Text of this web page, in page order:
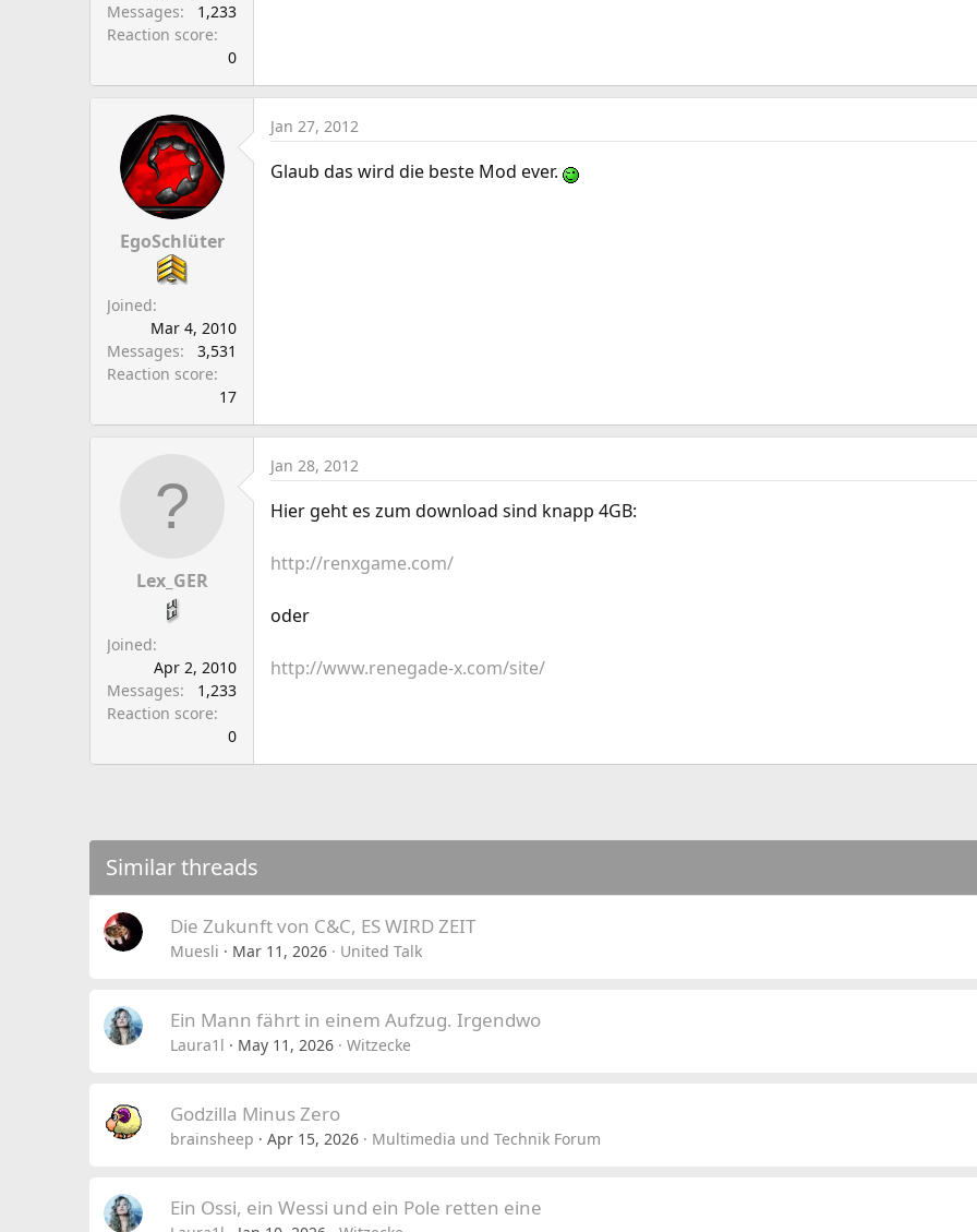
Messages
1,233
Reaction score
0
EgoSchlüter
Joined
Mar 4, 2010
Messages
3,531
Reaction score
17
Jan 27, 2012
Glaub das wird die beste Mod ever.
Lex_GER
Joined
Apr 2, 2010
Messages
1,233
Reaction score
0
Jan 28, 2012
Hier geht es zum download sind knapp 4GB:
http://renxgame.com/
oder
http://www.renegade-x.com/site/
Similar threads
Die Zukunft von C&C, ES WIRD ZEIT
Muesli Mar 11, 2026 United Talk
Ein Mann fährt in einem Aufzug. Irgendwo
Laura1l May 11, 2026 Witzecke
Godzilla Minus Zero
brainsheep Apr 15, 2026 Multimedia und Technik Forum
Ein Ossi, ein Wessi und ein Pole retten eine